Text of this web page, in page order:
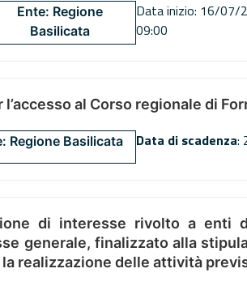
Ente: Regione
Basilicata
Data inizio: 16/07/
09:00
l’accesso al Corso regionale di
Regione Basilicata Data di scadenza:
di interesse rivolto a
generale, finalizzato alla
realizzazione delle attività